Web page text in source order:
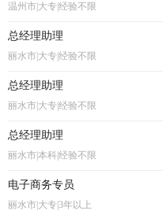
温州市|大专|经验不限
总经理助理
丽水市|大专|经验不限
总经理助理
丽水市|大专|经验不限
总经理助理
丽水市|本科|经验不限
电子商务专员
丽水市|大专|3年以上